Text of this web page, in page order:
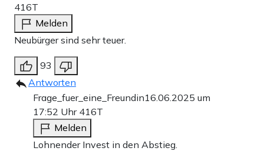
416T
Melden
Neubürger sind sehr teuer.
93
Antworten
Frage_fuer_eine_Freundin16.06.2025 um
17:52 Uhr 416T
Melden
Lohnender Invest in den Abstieg.